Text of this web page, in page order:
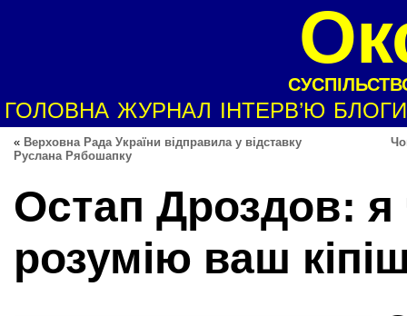
ГОЛОВНА ЖУРНАЛ ІНТЕРВ’Ю БЛОГИ
« Верховна Рада України відправила у відставку
Руслана Рябошапку
Остап Дроздов: я
розумію ваш